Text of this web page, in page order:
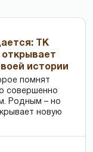
ТК
открывает
истории
помнят
совершенно
Родным – но
новую